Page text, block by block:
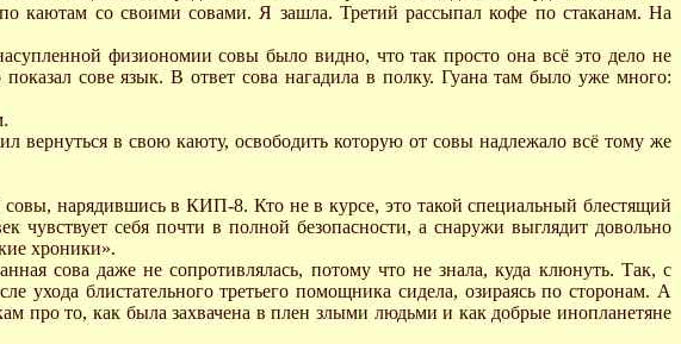
каютам со своими совами. Я зашла. Третий рассыпал кофе по стаканам. На
физиономии совы было видно, что так просто она всё это дело не
сове язык. В ответ сова нагадила в полку. Гуана там было уже много:
вернуться в свою каюту, освободить которую от совы надлежало всё тому же
нарядившись в КИП-8. Кто не в курсе, это такой специальный блестящий
себя почти в полной безопасности, а снаружи выглядит довольно
хроники».
сова даже не сопротивлялась, потому что не знала, куда клюнуть. Так, с
блистательного третьего помощника сидела, озираясь по сторонам. А
про то, как была захвачена в плен злыми людьми и как добрые инопланетяне